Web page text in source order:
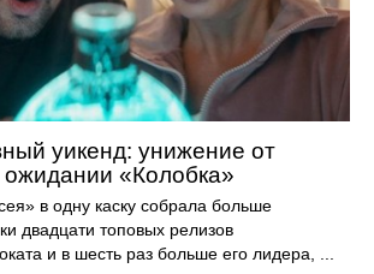
уикенд: унижение от
«Колобка»
в одну каску собрала больше
двадцати топовых релизов
и в шесть раз больше его лидера, ...